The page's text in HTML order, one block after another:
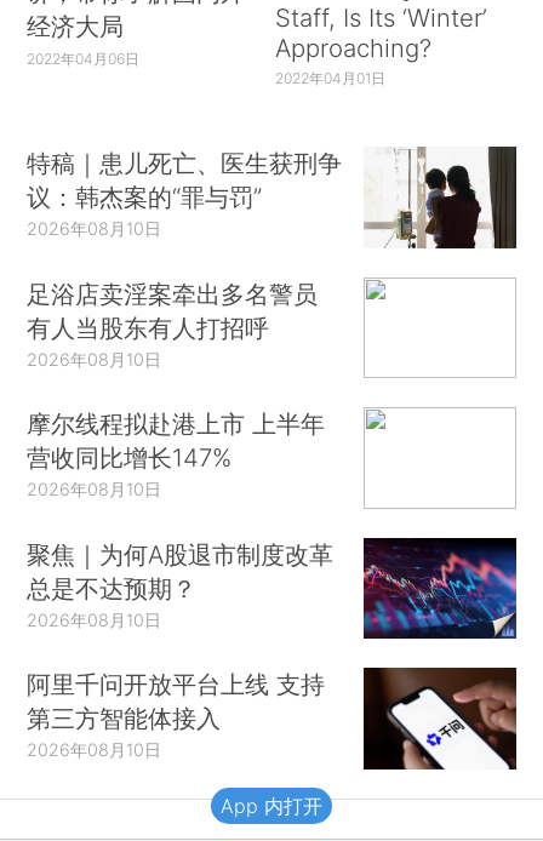
经济大局
2022年04月06日
Staff, Is Its ‘Winter’
Approaching?
2022年04月01日
特稿｜患儿死亡、医生获刑争
议：韩杰案的“罪与罚”
2026年08月10日
足浴店卖淫案牵出多名警员
有人当股东有人打招呼
2026年08月10日
摩尔线程拟赴港上市 上半年
营收同比增长147%
2026年08月10日
聚焦｜为何A股退市制度改革
总是不达预期？
2026年08月10日
阿里千问开放平台上线 支持
第三方智能体接入
2026年08月10日
App 内打开